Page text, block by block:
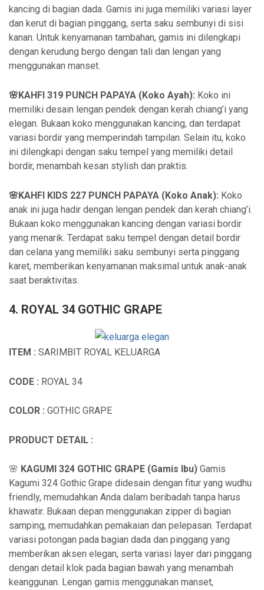
kancing di bagian dada. Gamis ini juga memiliki variasi layer
dan kerut di bagian pinggang, serta saku sembunyi di sisi
kanan. Untuk kenyamanan tambahan, gamis ini dilengkapi
dengan kerudung bergo dengan tali dan lengan yang
menggunakan manset.
🌸KAHFI 319 PUNCH PAPAYA (Koko Ayah): Koko ini
memiliki desain lengan pendek dengan kerah chiang’i yang
elegan. Bukaan koko menggunakan kancing, dan terdapat
variasi bordir yang memperindah tampilan. Selain itu, koko
ini dilengkapi dengan saku tempel yang memiliki detail
bordir, menambah kesan stylish dan praktis.
🌸KAHFI KIDS 227 PUNCH PAPAYA (Koko Anak): Koko
anak ini juga hadir dengan lengan pendek dan kerah chiang’i.
Bukaan koko menggunakan kancing dengan variasi bordir
yang menarik. Terdapat saku tempel dengan detail bordir
dan celana yang memiliki saku sembunyi serta pinggang
karet, memberikan kenyamanan maksimal untuk anak-anak
saat beraktivitas.
4. ROYAL 34 GOTHIC GRAPE
ITEM : SARIMBIT ROYAL KELUARGA
CODE : ROYAL 34
COLOR : GOTHIC GRAPE
PRODUCT DETAIL :
🌸 KAGUMI 324 GOTHIC GRAPE (Gamis Ibu) Gamis
Kagumi 324 Gothic Grape didesain dengan fitur yang wudhu
friendly, memudahkan Anda dalam beribadah tanpa harus
khawatir. Bukaan depan menggunakan zipper di bagian
samping, memudahkan pemakaian dan pelepasan. Terdapat
variasi potongan pada bagian dada dan pinggang yang
memberikan aksen elegan, serta variasi layer dari pinggang
dengan detail klok pada bagian bawah yang menambah
keanggunan. Lengan gamis menggunakan manset,